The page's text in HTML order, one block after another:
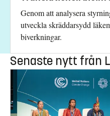
Genom att analysera
utveckla skräddarsydd
biverkningar.
Senaste nytt från